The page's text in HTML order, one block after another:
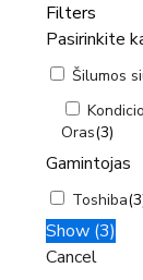
Filters
Pasirinkite
Šilumos
Oras(3)
Gamintojas
Toshiba(3
Show (3)
Cancel